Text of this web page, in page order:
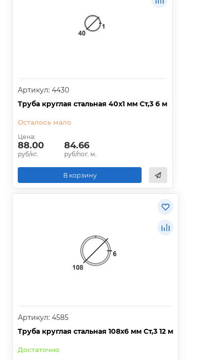
Артикул: 4430
Труба круглая стальная 40х1 мм Ст,3 6 м
Осталось мало
Цена:
88.00
руб/кг.
84.66
руб/пог. м.
В корзину
Артикул: 4585
Труба круглая стальная 108х6 мм Ст,3 12 м
Достаточно